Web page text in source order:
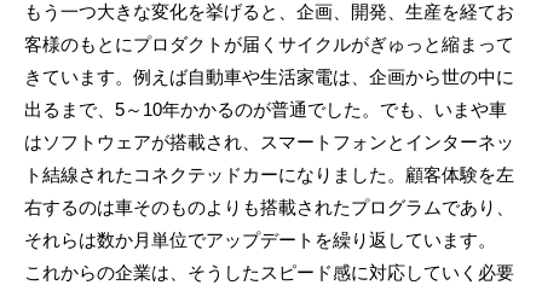
もう一つ大きな変化を挙げると、企画、開発、生産を経てお
客様のもとにプロダクトが届くサイクルがぎゅっと縮まって
きています。例えば自動車や生活家電は、企画から世の中に
出るまで、5～10年かかるのが普通でした。でも、いまや車
はソフトウェアが搭載され、スマートフォンとインターネッ
ト結線されたコネクテッドカーになりました。顧客体験を左
右するのは車そのものよりも搭載されたプログラムであり、
それらは数か月単位でアップデートを繰り返しています。
これからの企業は、そうしたスピード感に対応していく必要